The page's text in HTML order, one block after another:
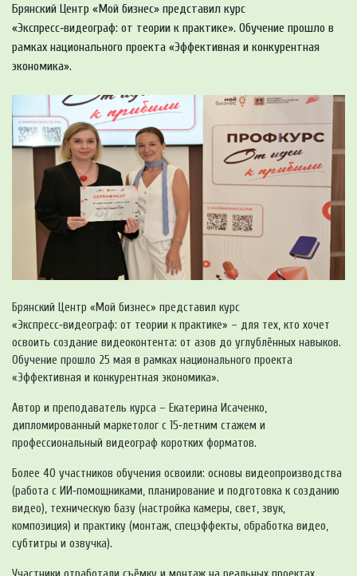
Брянский Центр «Мой бизнес» представил курс
«Экспресс‑видеограф: от теории к практике». Обучение прошло в
рамках национального проекта «Эффективная и конкурентная
экономика».
Брянский Центр «Мой бизнес» представил курс
«Экспресс‑видеограф: от теории к практике» – для тех, кто хочет
освоить создание видеоконтента: от азов до углублённых навыков.
Обучение прошло 25 мая в рамках национального проекта
«Эффективная и конкурентная экономика».
Автор и преподаватель курса – Екатерина Исаченко,
дипломированный маркетолог с 15‑летним стажем и
профессиональный видеограф коротких форматов.
Более 40 участников обучения освоили: основы видеопроизводства
(работа с ИИ‑помощниками, планирование и подготовка к созданию
видео), техническую базу (настройка камеры, свет, звук,
композиция) и практику (монтаж, спецэффекты, обработка видео,
субтитры и озвучка).